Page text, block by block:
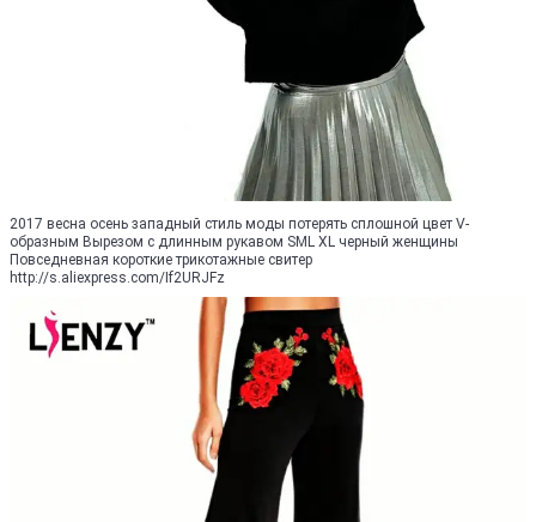
2017 весна осень западный стиль моды потерять сплошной цвет V-
образным Вырезом с длинным рукавом SML XL черный женщины
Повседневная короткие трикотажные свитер
http://s.aliexpress.com/If2URJFz